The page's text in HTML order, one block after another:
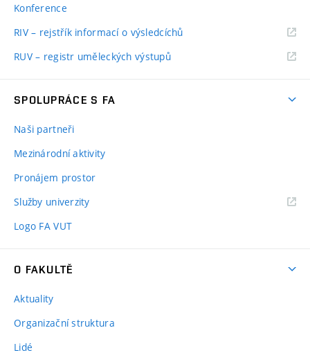
Konference
RIV – rejstřík informací o výsledcíchů
RUV – registr uměleckých výstupů
SPOLUPRÁCE S FA
Naši partneři
Mezinárodní aktivity
Pronájem prostor
Služby univerzity
Logo FA VUT
O FAKULTĚ
Aktuality
Organizační struktura
Lidé